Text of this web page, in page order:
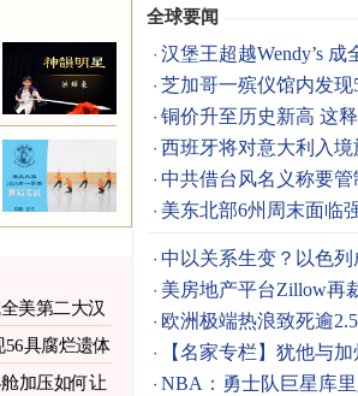
美第二大汉
具腐烂遗体
加压如何让
全球要闻
汉堡王超越Wendy’s
芝加哥一殡仪馆内发现
铜价升至历史新高 这
西班牙将对意大利入境
中共借台风名义称要
美东北部6州周末面临
中以关系生变？以色
美房地产平台Zillow再
欧洲极端热浪致死逾
【名家专栏】犹他与
NBA：勇士队巨星库